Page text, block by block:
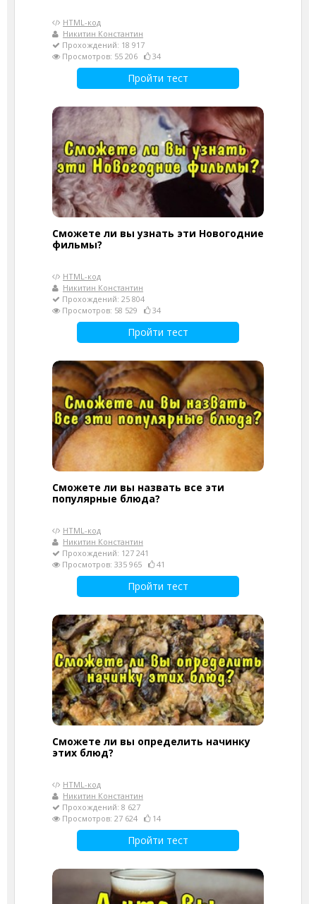
HTML-код
Никитин Константин
Прохождений: 18 917
Просмотров: 55 206
34
Пройти тест
Сможете ли вы узнать эти Новогодние
фильмы?
HTML-код
Никитин Константин
Прохождений: 25 804
Просмотров: 58 529
34
Пройти тест
Сможете ли вы назвать все эти
популярные блюда?
HTML-код
Никитин Константин
Прохождений: 127 241
Просмотров: 335 965
41
Пройти тест
Сможете ли вы определить начинку
этих блюд?
HTML-код
Никитин Константин
Прохождений: 8 627
Просмотров: 27 624
14
Пройти тест